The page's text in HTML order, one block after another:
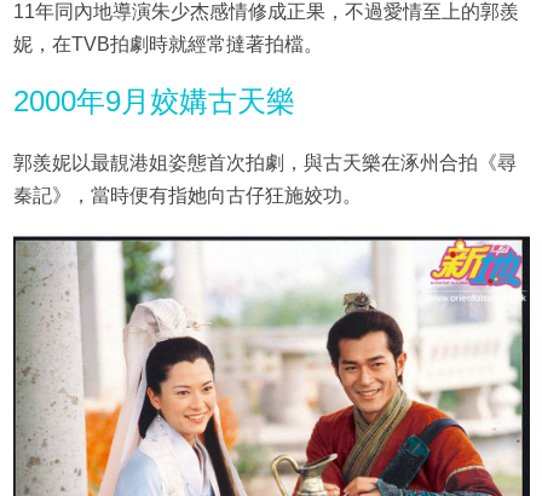
11年同內地導演朱少杰感情修成正果，不過愛情至上的郭羨
妮，在TVB拍劇時就經常撻著拍檔。
2000年9月姣媾古天樂
郭羨妮以最靚港姐姿態首次拍劇，與古天樂在涿州合拍《尋
秦記》，當時便有指她向古仔狂施姣功。